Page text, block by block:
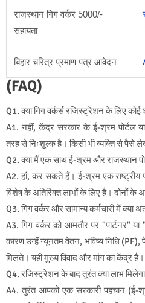
राजस्थान गिग वर्कर 5000/-
सहायता
बिहार चरित्र प्रमाण पत्र आवेदन
(FAQ)
Q1. क्या गिग वर्कर्स रजिस्ट्रेशन के लिए
A1. नहीं, केंद्र सरकार के ई-श्रम पोर्टल
तरह से निःशुल्क है। किसी भी व्यक्ति से पैसे
Q2. क्या मैं एक साथ ई-श्रम और राजस्थान
A2. हां, कर सकते हैं। ई-श्रम एक राष्ट्रीय
विशेष के अतिरिक्त लाभों के लिए है। दोनों
Q3. गिग वर्कर और सामान्य कर्मचारी में क्या
A3. गिग वर्कर को आमतौर पर "पार्टनर"
कारण उन्हें न्यूनतम वेतन, भविष्य निधि (PF),
मिलते। यही मुख्य विवाद और मांग का केंद्र है।
Q4. रजिस्ट्रेशन के बाद तुरंत क्या लाभ
A4. तुरंत आपको एक सरकारी पहचान (ई-